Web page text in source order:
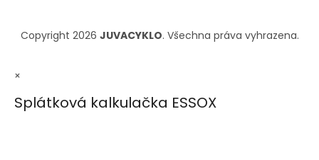
Copyright 2026 JUVACYKLO. Všechna práva vyhrazena.
×
Splátková kalkulačka ESSOX